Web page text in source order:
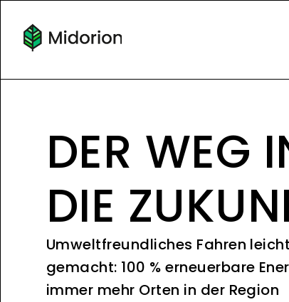
DER WEG
DIE
Umweltfreundliches Fahren leicht
gemacht: 100 % erneuerbare
immer mehr Orten in der Region